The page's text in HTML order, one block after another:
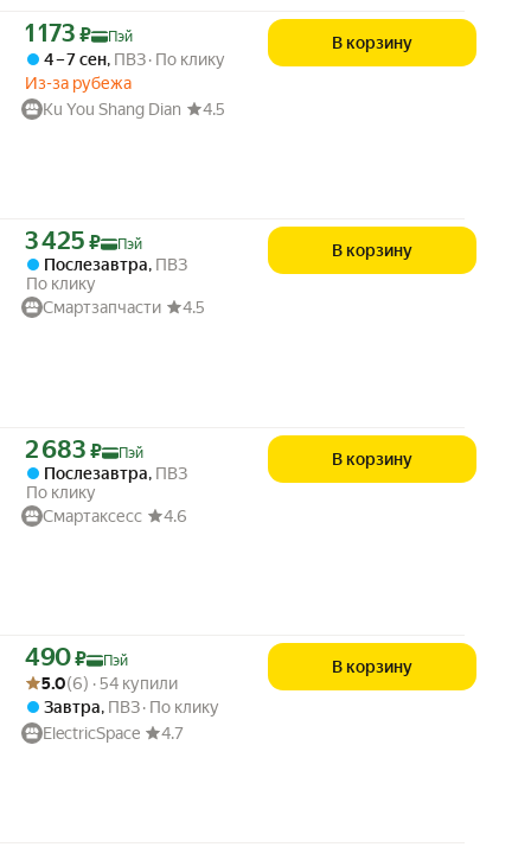
Цена с картой Яндекс Пэй 1173 ₽ вместо
1 173 ₽ Пэй
4 – 7 сен, ПВЗ По клику
Из-за рубежа
Ku You Shang Dian
4.5
В корзину
Цена с картой Яндекс Пэй 3425 ₽ вместо
3 425 ₽ Пэй
Послезавтра, ПВЗ
По клику
Смартзапчасти
4.5
В корзину
Цена с картой Яндекс Пэй 2683 ₽ вместо
2 683 ₽ Пэй
Послезавтра, ПВЗ
По клику
Смартаксесс
4.6
В корзину
Цена с картой Яндекс Пэй 490 ₽ вместо
490₽
Пэй
Рейтинг товара: 5.0 из 5
Оценок: (6) · 54 купили
5.0(6) · 54 купили
Завтра, ПВЗ По клику
ElectricSpace
4.7
В корзину